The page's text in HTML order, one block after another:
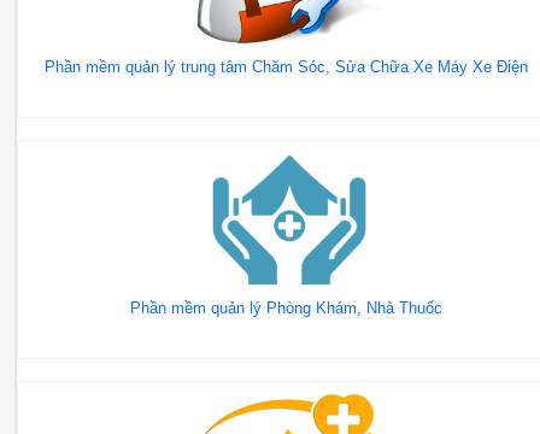
Phần mềm quản lý trung tâm Chăm Sóc, Sửa Chữa Xe Máy Xe Điện
Phần mềm quản lý Phòng Khám, Nhà Thuốc